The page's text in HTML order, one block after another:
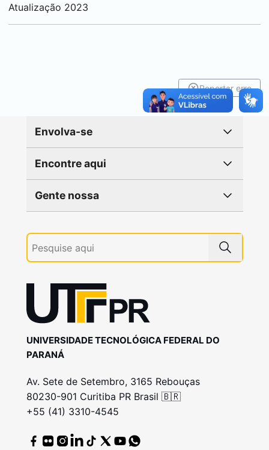
Atualização 2023
Reportar erro
Envolva-se
Encontre aqui
Gente nossa
UNIVERSIDADE TECNOLÓGICA FEDERAL DO
PARANÁ
Av. Sete de Setembro, 3165 Rebouças
80230-901 Curitiba PR Brasil 🇧🇷
+55 (41) 3310-4545